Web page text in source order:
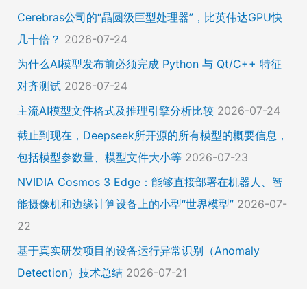
Cerebras公司的“晶圆级巨型处理器”，比英伟达GPU快
几十倍？ 2026-07-24
为什么AI模型发布前必须完成 Python 与 Qt/C++ 特征
对齐测试 2026-07-24
主流AI模型文件格式及推理引擎分析比较 2026-07-24
截止到现在，Deepseek所开源的所有模型的概要信息，
包括模型参数量、模型文件大小等 2026-07-23
NVIDIA Cosmos 3 Edge：能够直接部署在机器人、智
能摄像机和边缘计算设备上的小型“世界模型” 2026-07-
22
基于真实研发项目的设备运行异常识别（Anomaly
Detection）技术总结 2026-07-21